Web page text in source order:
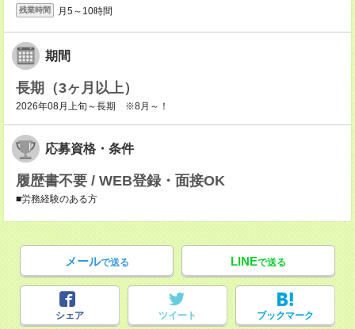
残業時間 月5～10時間
期間
長期（3ヶ月以上）
2026年08月上旬～長期 ※8月～！
応募資格・条件
履歴書不要 / WEB登録・面接OK
■労務経験のある方
メールで送る LINEで送る
シェア ツイート ブックマーク